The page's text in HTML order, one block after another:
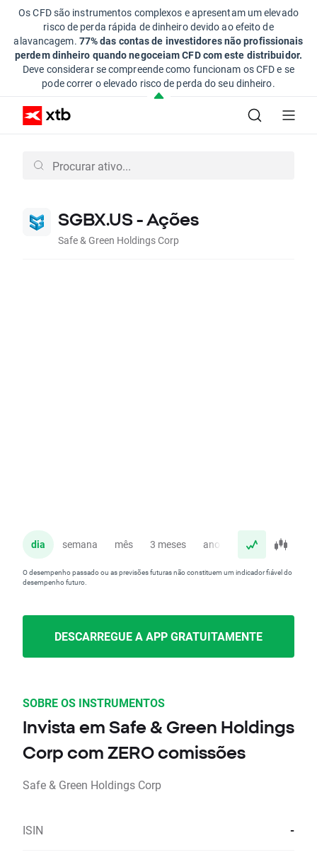
Os CFD são instrumentos complexos e apresentam um elevado
risco de perda rápida de dinheiro devido ao efeito de
alavancagem. 77% das contas de investidores não profissionais
perdem dinheiro quando negoceiam CFD com este distribuidor.
Deve considerar se compreende como funcionam os CFD e se
pode correr o elevado risco de perda do seu dinheiro.
SGBX.US - Ações
Safe & Green Holdings Corp
dia semana mês 3 meses ano
O desempenho passado ou as previsões futuras não constituem um indicador fiável do
desempenho futuro.
DESCARREGUE A APP GRATUITAMENTE
SOBRE OS INSTRUMENTOS
Invista em Safe & Green Holdings
Corp com ZERO comissões
Safe & Green Holdings Corp
ISIN -